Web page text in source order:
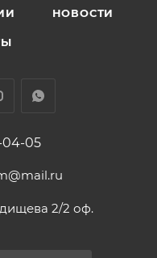
НОВОСТИ
04-05
2/2 оф.